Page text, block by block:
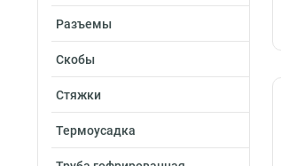
Разъемы
Скобы
Стяжки
Термоусадка